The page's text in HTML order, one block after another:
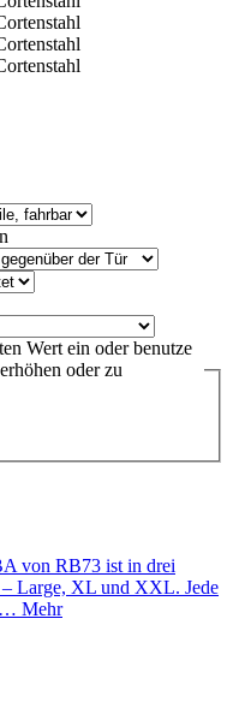
Wert ein oder benutze
oder zu
von RB73 ist in drei
– Large, XL und XXL. Jede
Mehr